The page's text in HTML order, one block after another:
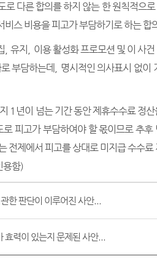
로 다른 합의를 하지 않는 한 원칙적으
스 비용을 피고가 부담하기로 하는 합
,유지
이용 활성화 프로모션 및 이 사
부담하는데
명시적인 의사표시 없이
1 년이 넘는 기간 동안 제휴수수료 정산
피고가 부담하여야 할 몫이므로 추
전제에서 피고를 상대로 미지급 수수
용함)
한 판단이 이루어진 사안...
력이 있는지 문제된 사안...